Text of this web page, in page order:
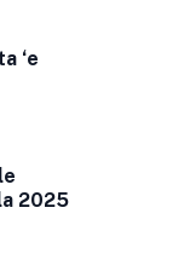
‘e
2025